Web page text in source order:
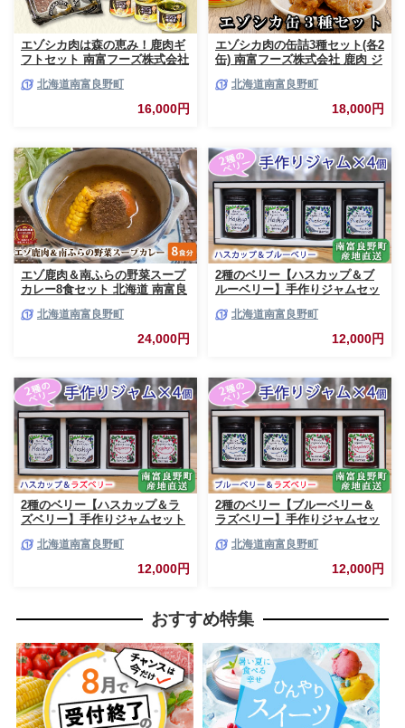
エゾシカ肉は森の恵み！鹿肉ギ
フトセット 南富フーズ株式会社
北海道 南富良野町 エゾシカ 缶
詰 セット 詰合せ 贈り物 ギフト
北海道南富良野町
16,000円
エゾシカ肉の缶詰3種セット(各2
缶) 南富フーズ株式会社 鹿肉 ジ
南富良野町 エゾシカ 缶詰 セッ
ト 詰合せ 肉の加工品 おかず お
北海道南富良野町
18,000円
エゾ鹿肉＆南ふらの野菜スープ
カレー8食セット 北海道 南富良
スープカレー セット 詰合せ 加
北海道南富良野町
24,000円
2種のベリー【ハスカップ＆ブ
ルーベリー】手作りジャムセッ
ャム ベリー ハスカップ ブルー
北海道南富良野町
12,000円
2種のベリー【ハスカップ＆ラ
ズベリー】手作りジャムセット
ム ベリー ハスカップ ラズベリ
ー ソース カシス てんさい糖 無
農薬 ポリフェノール 鉄分 ビタ
北海道南富良野町
12,000円
2種のベリー【ブルーベリー＆
ラズベリー】手作りジャムセッ
ャム ベリー ブルーベリー ラズ
ベリー ソース カシス 果実 てん
北海道南富良野町
12,000円
おすすめ特集